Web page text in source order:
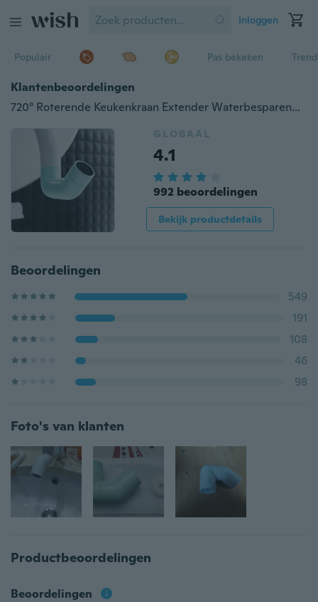
Inloggen
Populair Pas bekeken
Klantenbeoordelingen
720° Roterende Keukenkraan Extender Waterbesparende Tap Nozzle Adapter Universele Splash Filter Spray Badkamer Wastafel Accessoires Kraan Adapter
GLOBAAL
4.1
992 beoordelingen
Bekijk productdetails
Beoordelingen
549
191
108
46
98
Foto's van klanten
Productbeoordelingen
Beoordelingen